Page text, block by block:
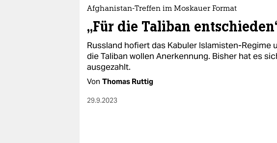
Afghanistan-Treffen im Moskauer Format
„Für die Taliban
Russland hofiert das Kabuler Islamisten-Regime
die Taliban wollen Anerkennung. Bisher hat es
ausgezahlt.
Von Thomas Ruttig
29.9.2023